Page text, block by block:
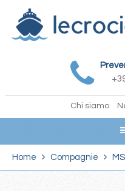
Chi siamo
Home Compagnie